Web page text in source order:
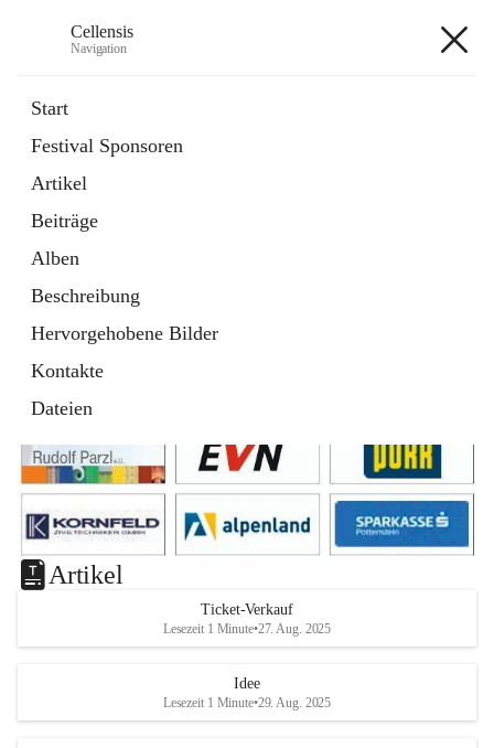
Cellensis
Navigation
Start
Festival Sponsoren
Artikel
Beiträge
Alben
Beschreibung
Hervorgehobene Bilder
Kontakte
Dateien
Festival Sponsoren
Artikel
Ticket-Verkauf
Lesezeit 1 Minute•27. Aug. 2025
Idee
Lesezeit 1 Minute•29. Aug. 2025